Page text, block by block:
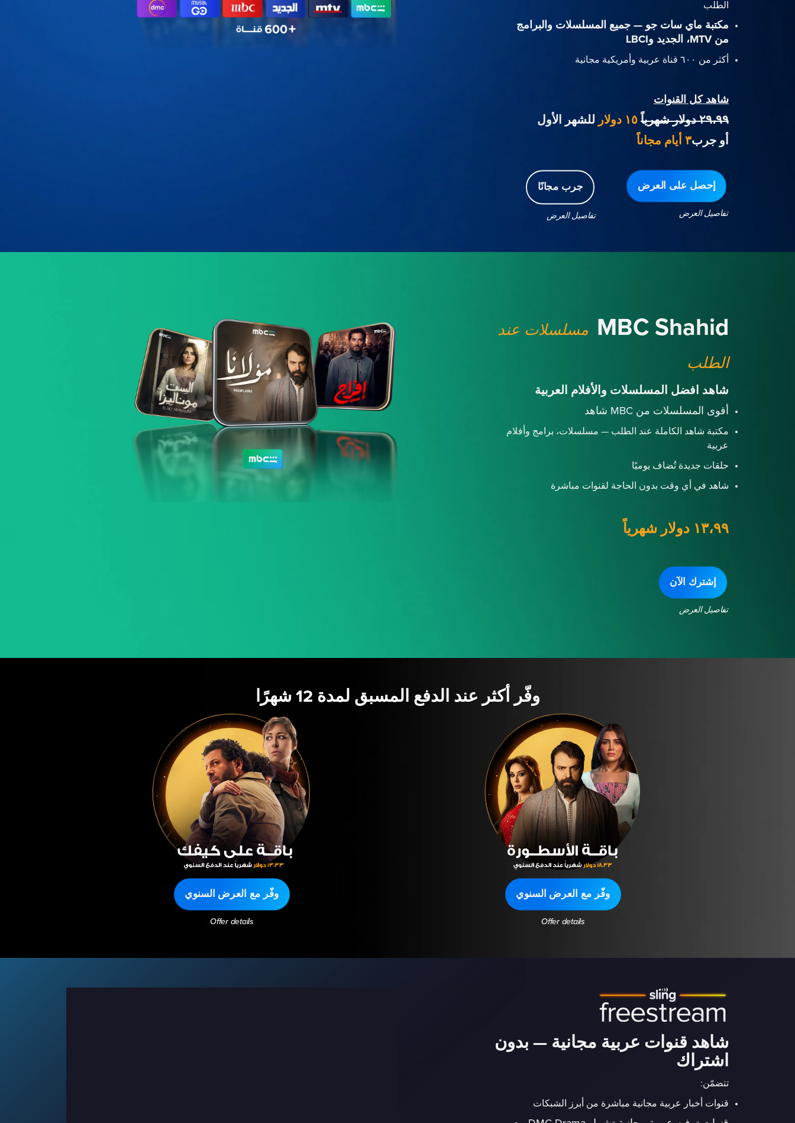
الطلب
مكتبة ماي سات جو — جميع المسلسلات والبرامج
من MTV، الجديد وLBCI
أكثر من ٦٠٠ قناة عربية وأمريكية مجانية
شاهد كل القنوات
٢٩،٩٩ دولار شهرياً
للشهر الأول
أو جرب٣ أيام مجاناً
جرب مجانًا
تفاصيل العرض
إحصل على العرض
تفاصيل العرض
MBC Shahid مسلسلات عند
الطلب
شاهد افضل المسلسلات والأفلام العربية
أقوى المسلسلات من MBC شاهد
مكتبة شاهد الكاملة عند الطلب — مسلسلات، برامج وأفلام
عربية
حلقات جديدة تُضاف يوميًا
شاهد في أي وقت بدون الحاجة لقنوات مباشرة
١٣،٩٩ دولار شهرياً
إشترك الآن
تفاصيل العرض
وفّر أكثر عند الدفع المسبق لمدة 12 شهرًا
وفّر مع العرض السنوي
Offer details
وفّر مع العرض السنوي
Offer details
شاهد قنوات عربية مجانية — بدون
اشتراك
تتضمّن:
قنوات أخبار عربية مجانية مباشرة من أبرز الشبكات